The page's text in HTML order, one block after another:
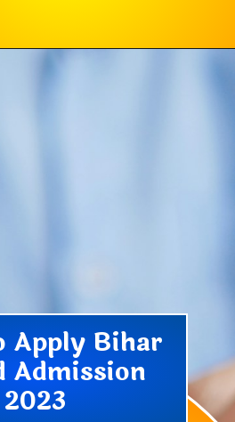
Apply Bihar
Admission
2023